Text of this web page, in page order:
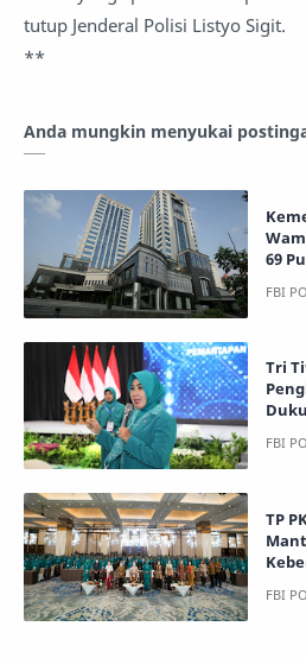
tutup Jenderal Polisi Listyo Sigit.
**
Anda mungkin menyukai
69
Tri
TP